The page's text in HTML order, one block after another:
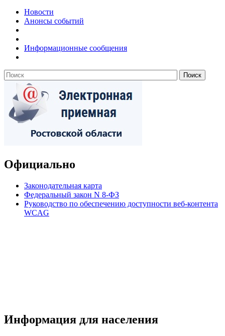
Новости
Анонсы событий
Информационные сообщения
Официально
Законодательная карта
Федеральный закон N 8-ФЗ
Руководство по обеспечению доступности веб-контента
WCAG
Информация для населения